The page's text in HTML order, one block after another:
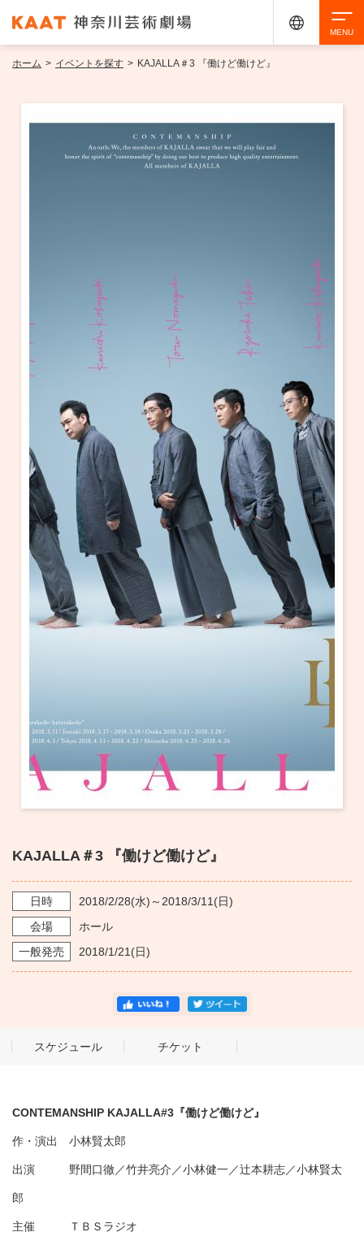
・ イベントカレンダー
・ 館内サービス・アクセシビリティ
・ フロアマップ
・ レストラン/カフェ
・ 交通案内
・ よくある質問
施設を借りる
・ ミッション
・ 芸術監督
・ 施設概要
・ フロアマップ
・ レストラン/カフェ
KAAT 神奈川芸術劇場
SNS
アクセシビリティ チケット購入 交通案内
ホーム > イベントを探す > KAJALLA＃3 『働けど働けど』
KAJALLA＃3 『働けど働けど』
日時 2018/2/28(水)～ 2018/3/11 (日)
会場
ホール
一般発売
2018/1/21 (日)
スケジュール チケット
CONTEMANSHIP KAJALLA#3『働けど働けど』
作・演出 小林賢太郎
出演 野間口徹／竹井亮介／小林健一／辻本耕志／小林賢太
郎
主催 ＴＢＳラジオ